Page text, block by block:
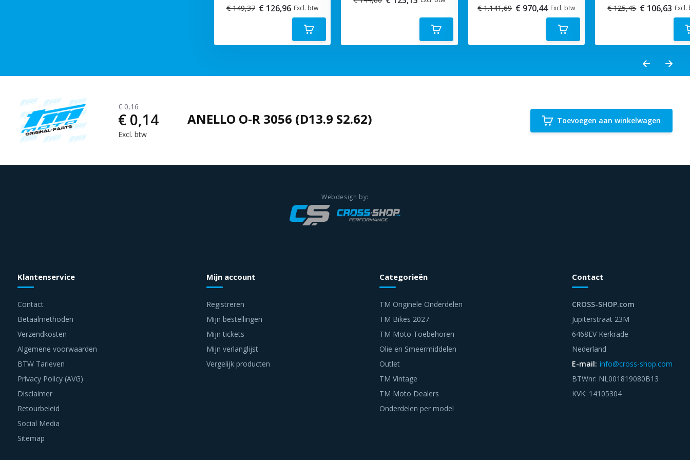
€ 149,37 € 126,96 Excl. btw
€ 1.141,69 € 970,44 Excl. btw
€ 125,45 € 106,63 Excl.
€ 0,16
€ 0,14
Excl. btw
ANELLO O-R 3056 (D13.9 S2.62) Toevoegen aan winkelwagen
Klantenservice
Contact
Betaalmethoden
Verzendkosten
Algemene voorwaarden
BTW Tarieven
Privacy Policy (AVG)
Disclaimer
Retourbeleid
Social Media
Sitemap
Mijn account
Registreren
Mijn bestellingen
Mijn tickets
Mijn verlanglijst
Vergelijk producten
Categorieën
TM Originele Onderdelen
TM Bikes 2027
TM Moto Toebehoren
Olie en Smeermiddelen
Outlet
TM Vintage
TM Moto Dealers
Onderdelen per model
Contact
CROSS-SHOP.com
Jupiterstraat 23M
6468EV Kerkrade
Nederland
E-mail: info@cross-shop.com
BTWnr: NL001819080B13
KVK: 14105304